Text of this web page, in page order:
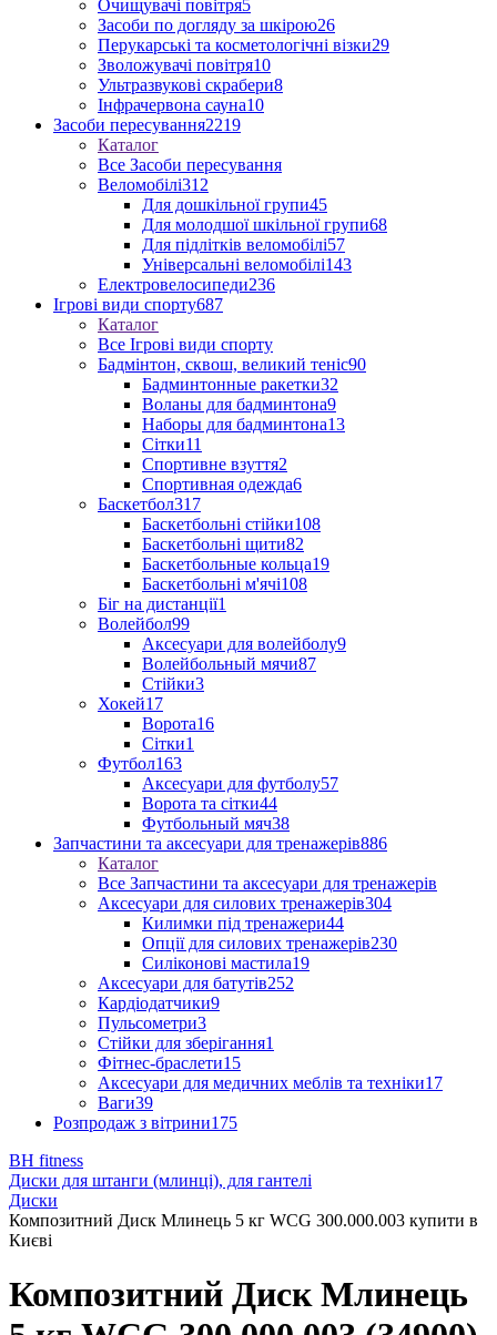
Очищувачі повітря5
Засоби по догляду за шкірою26
Перукарські та косметологічні візки29
Зволожувачі повітря10
Ультразвукові скрабери8
Інфрачервона сауна10
Засоби пересування2219
Каталог
Все Засоби пересування
Веломобілі312
Для дошкільної групи45
Для молодшої шкільної групи68
Для підлітків веломобілі57
Універсальні веломобілі143
Електровелосипеди236
Ігрові види спорту687
Каталог
Все Ігрові види спорту
Бадмінтон, сквош, великий теніс90
Бадминтонные ракетки32
Воланы для бадминтона9
Наборы для бадминтона13
Сітки11
Спортивне взуття2
Спортивная одежда6
Баскетбол317
Баскетбольні стійки108
Баскетбольні щити82
Баскетбольные кольца19
Баскетбольні м'ячі108
Біг на дистанції1
Волейбол99
Аксесуари для волейболу9
Волейбольный мячи87
Стійки3
Хокей17
Ворота16
Сітки1
Футбол163
Аксесуари для футболу57
Ворота та сітки44
Футбольный мяч38
Запчастини та аксесуари для тренажерів886
Каталог
Все Запчастини та аксесуари для тренажерів
Аксесуари для силових тренажерів304
Килимки під тренажери44
Опції для силових тренажерів230
Силіконові мастила19
Аксесуари для батутів252
Кардіодатчики9
Пульсометри3
Стійки для зберігання1
Фітнес-браслети15
Аксесуари для медичних меблів та техніки17
Ваги39
Розпродаж з вітрини175
BH fitness
Диски для штанги (млинці), для гантелі
Диски
Композитний Диск Млинець 5 кг WCG 300.000.003 купити в
Києві
Композитний Диск Млинець